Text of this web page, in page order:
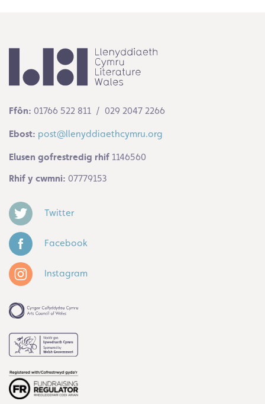
Ffôn: 01766 522 811 / 029 2047 2266
Ebost: post@llenyddiaethcymru.org
Elusen gofrestredig rhif 1146560
Rhif y cwmni: 07779153
Twitter
Facebook
Instagram